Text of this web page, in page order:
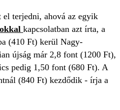
terjedni, ahová az egyik
kapcsolatban azt írta, a
(410 Ft) kerül Nagy-
újság már 2,8 font (1200 Ft),
pedig 1,50 font (680 Ft). A
(840 Ft) kezdődik - írja a